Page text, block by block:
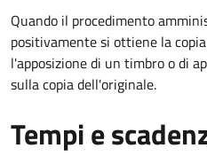
Quando il procedimento
positivamente si ottiene la
l'apposizione di un timbro o di
sulla copia dell'originale.
Tempi e